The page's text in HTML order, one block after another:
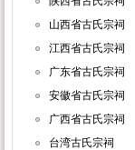
山西省古氏宗祠
江西省古氏宗祠
广东省古氏宗祠
安徽省古氏宗祠
广西省古氏宗祠
台湾古氏宗祠